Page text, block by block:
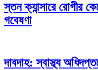
স্তন ক্যান্সারে রোগীর
গবেষণা
দাবদাহ: স্বাস্থ্য